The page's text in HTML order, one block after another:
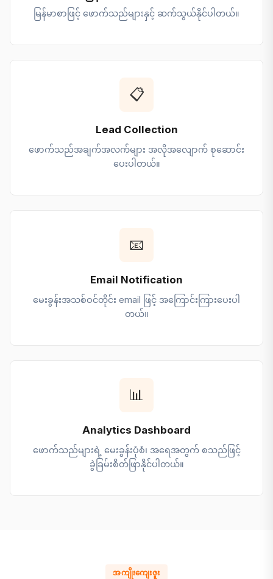
မြန်မာစာဖြင့် ဖောက်သည်များနှင့် ဆက်သွယ်နိုင်ပါတယ်။
📋
Lead Collection
ဖောက်သည်အချက်အလက်များ အလိုအလျောက် စုဆောင်း
ပေးပါတယ်။
📧
Email Notification
မေးခွန်းအသစ်ဝင်တိုင်း email ဖြင့် အကြောင်းကြားပေးပါ
တယ်။
📊
Analytics Dashboard
ဖောက်သည်များရဲ့ မေးခွန်းပုံစံ၊ အရေအတွက် စသည်ဖြင့်
ခွဲခြမ်းစိတ်ဖြာနိုင်ပါတယ်။
အကျိုးကျေးဇူး